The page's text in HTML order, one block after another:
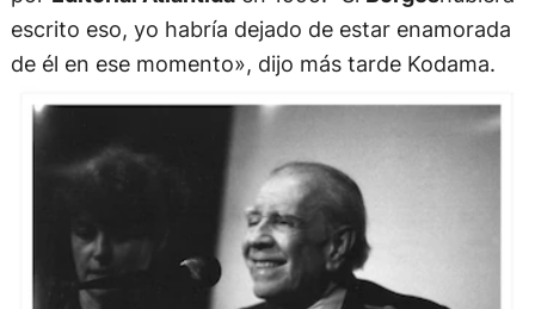
escrito eso, yo habría dejado de estar enamorada
de él en ese momento», dijo más tarde Kodama.